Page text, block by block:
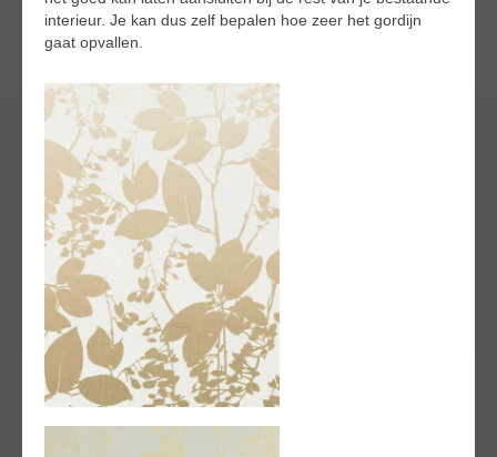
interieur. Je kan dus zelf bepalen hoe zeer het gordijn
gaat opvallen.